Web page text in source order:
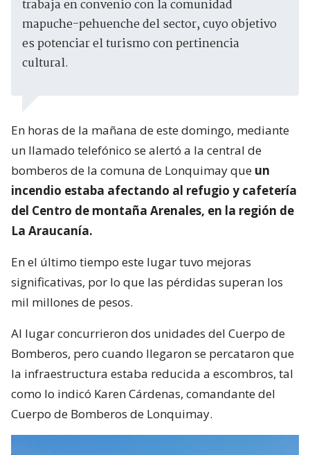
trabaja en convenio con la comunidad
mapuche-pehuenche del sector, cuyo objetivo
es potenciar el turismo con pertinencia
cultural.
En horas de la mañana de este domingo, mediante
un llamado telefónico se alertó a la central de
bomberos de la comuna de Lonquimay que un
incendio estaba afectando al refugio y cafetería
del Centro de montaña Arenales, en la región de
La Araucanía.
En el último tiempo este lugar tuvo mejoras
significativas, por lo que las pérdidas superan los
mil millones de pesos.
Al lugar concurrieron dos unidades del Cuerpo de
Bomberos, pero cuando llegaron se percataron que
la infraestructura estaba reducida a escombros, tal
como lo indicó Karen Cárdenas, comandante del
Cuerpo de Bomberos de Lonquimay.